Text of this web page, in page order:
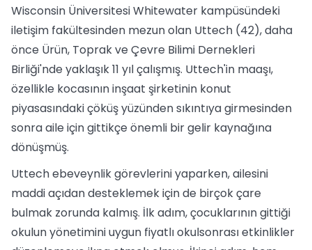
Wisconsin Üniversitesi Whitewater kampüsündeki
iletişim fakültesinden mezun olan Uttech (42), daha
önce Ürün, Toprak ve Çevre Bilimi Dernekleri
Birliği'nde yaklaşık 11 yıl çalışmış. Uttech'in maaşı,
özellikle kocasının inşaat şirketinin konut
piyasasındaki çöküş yüzünden sıkıntıya girmesinden
sonra aile için gittikçe önemli bir gelir kaynağına
dönüşmüş.
Uttech ebeveynlik görevlerini yaparken, ailesini
maddi açıdan desteklemek için de birçok çare
bulmak zorunda kalmış. İlk adım, çocuklarının gittiği
okulun yönetimini uygun fiyatlı okulsonrası etkinlikler